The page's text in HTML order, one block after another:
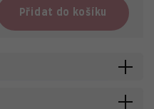
Přidat do košíku